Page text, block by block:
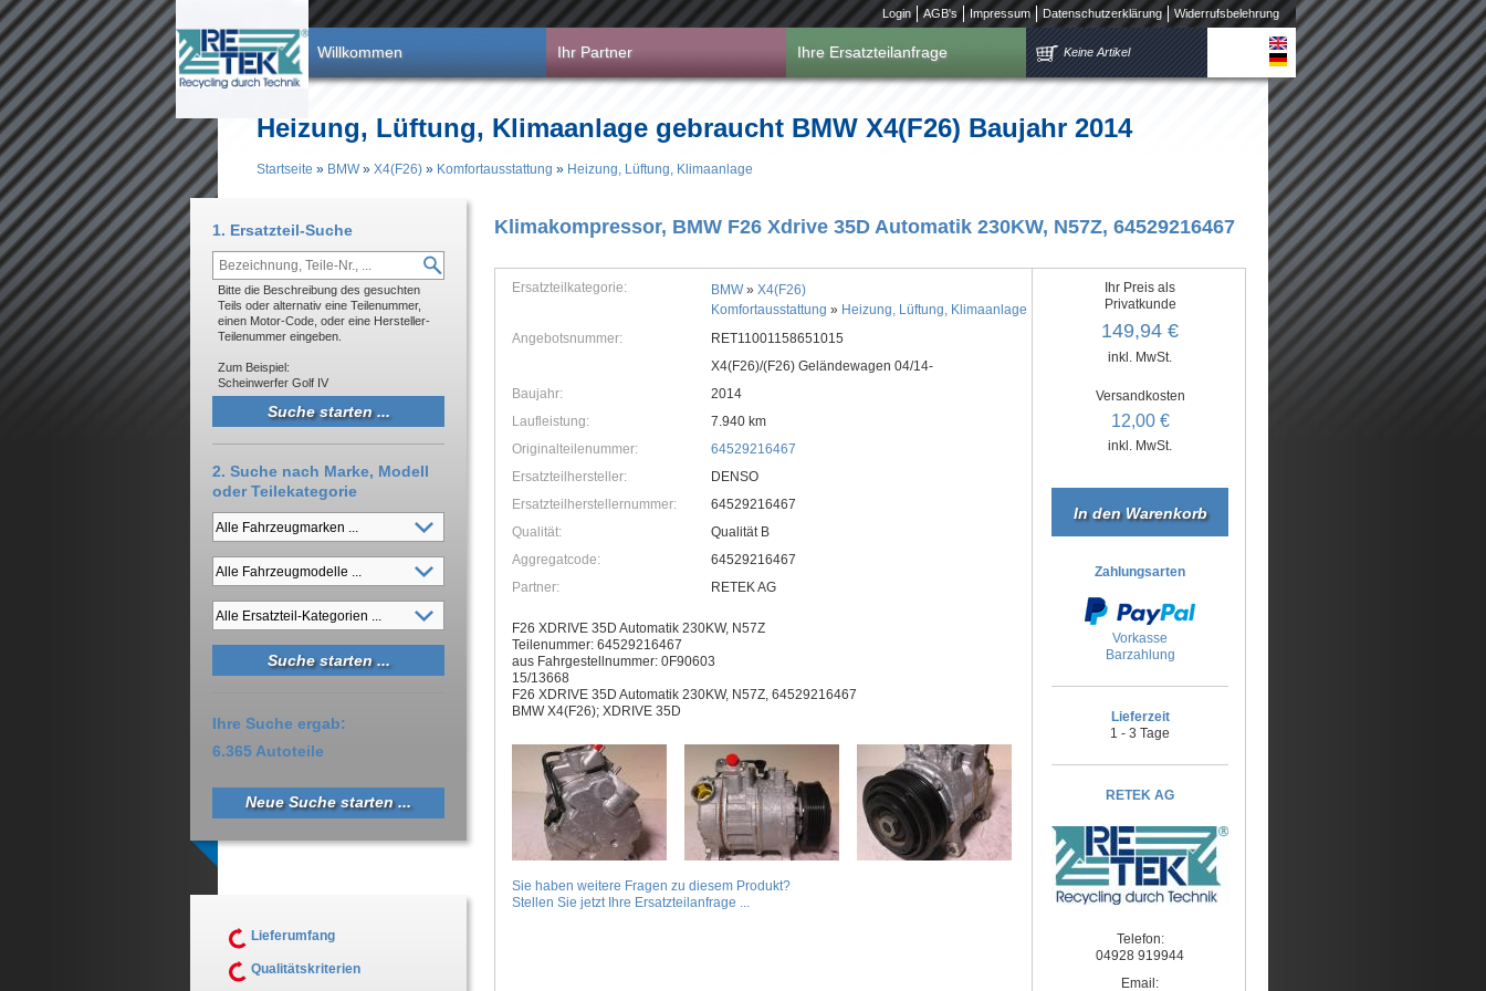
Direkt zum Inhalt Login AGB's Impressum Datenschutzerklärung Widerrufsbelehrung
Willkommen Ihr Partner Ihre Ersatzteilanfrage Keine Artikel
Heizung, Lüftung, Klimaanlage gebraucht BMW X4(F26) Baujahr 2014
Startseite » BMW» X4(F26) » Komfortausstattung » Heizung, Lüftung, Klimaanlage
Klimakompressor, BMW F26 Xdrive 35D Automatik 230KW, N57Z, 64529216467
Ersatzteilkategorie: BMW» X4(F26)
Komfortausstattung » Heizung, Lüftung, Klimaanlage
Angebotsnummer:
RET11001158651015
X4(F26)/(F26) Geländewagen 04/14-
Baujahr:
2014
Laufleistung:
7.940 km
Originalteilenummer:
64529216467
Ersatzteilhersteller:
DENSO
Ersatzteilherstellernummer:
64529216467
Qualität:
Qualität B
Aggregatcode:
64529216467
Partner:
RETEK AG
F26 XDRIVE 35D Automatik 230KW, N57Z
Teilenummer: 64529216467
aus Fahrgestellnummer: 0F90603
15/13668
F26 XDRIVE 35D Automatik 230KW, N57Z, 64529216467
BMW X4(F26); XDRIVE 35D
Sie haben weitere Fragen zu diesem Produkt?
Stellen Sie jetzt Ihre Ersatzteilanfrage ...
Ihr Preis als
Privatkunde
149,94 €
inkl. MwSt.
Versandkosten
12,00 €
inkl. MwSt.
Zahlungsarten
Vorkasse
Barzahlung
Lieferzeit
1 - 3 Tage
RETEK AG
Telefon:
04928 919944
Email:
1. Ersatzteil-Suche
Bitte die Beschreibung des gesuchten
Teils oder alternativ eine Teilenummer,
einen Motor-Code, oder eine Hersteller-
Teilenummer eingeben.
Zum Beispiel:
Scheinwerfer Golf IV
2. Suche nach Marke, Modell
oder Teilekategorie
Ihre Suche ergab:
6.365 Autoteile
Neue Suche starten ...
Lieferumfang
Qualitätskriterien